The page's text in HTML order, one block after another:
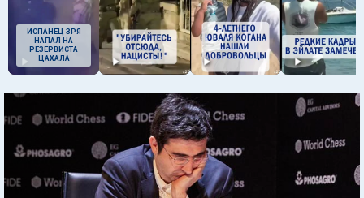
ИСПАНЕЦ ЗРЯ
НАПАЛ НА
РЕЗЕРВИСТА
ЦАХАЛА